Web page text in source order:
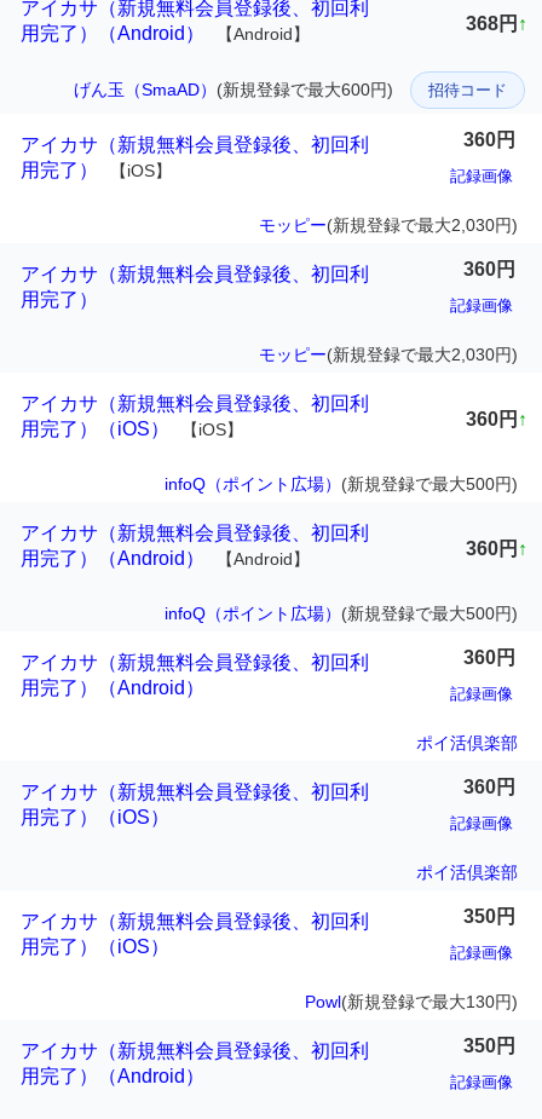
アイカサ（新規無料会員登録後、初回利
用完了）（Android）
【Android】 368円 ↑
げん玉（SmaAD） (新規登録で最大600円) 招待コード
アイカサ（新規無料会員登録後、初回利
用完了）
【iOS】
360円
記録画像
モッピー(新規登録で最大2,030円)
アイカサ（新規無料会員登録後、初回利
用完了）
360円
記録画像
モッピー(新規登録で最大2,030円)
アイカサ（新規無料会員登録後、初回利
用完了）（iOS）
【iOS】 360円 ↑
infoQ（ポイント広場） (新規登録で最大500円)
アイカサ（新規無料会員登録後、初回利
用完了）（Android）
【Android】 360円 ↑
infoQ（ポイント広場） (新規登録で最大500円)
アイカサ（新規無料会員登録後、初回利
用完了）（Android）
360円
記録画像
ポイ活倶楽部
アイカサ（新規無料会員登録後、初回利
用完了）（iOS）
360円
記録画像
ポイ活倶楽部
アイカサ（新規無料会員登録後、初回利
用完了）（iOS）
350円
記録画像
Powl(新規登録で最大130円)
アイカサ（新規無料会員登録後、初回利
用完了）（Android）
350円
記録画像